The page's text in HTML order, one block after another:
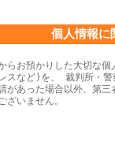
個人情報に
らお預かりした大切な
スなど)を、 裁判所・警
があった場合以外、第
ざいません。